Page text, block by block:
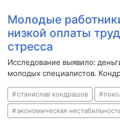
Молодые
низкой оплаты
стресса
Исследование выявило:
молодых специалистов.
станислав кондрашов
экономическая